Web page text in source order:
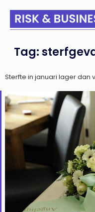
Tag:
Sterfte in januari lager dan